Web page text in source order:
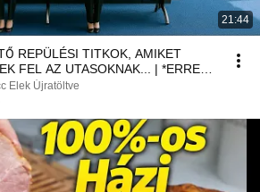
21:44
REPÜLÉSI TITKOK, AMIKET
FEL AZ UTASOKNAK... | *ERRE
Elek Újratöltve